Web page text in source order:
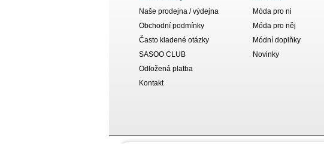
Naše prodejna / výdejna
Obchodní podmínky
Často kladené otázky
SASOO CLUB
Odložená platba
Kontakt
Móda pro ni
Móda pro něj
Módní doplňky
Novinky